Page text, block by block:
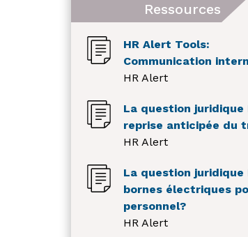
Ressources
HR Alert Tools:
Communication
HR Alert
La question juridique
reprise anticipée du
HR Alert
La question juridique
bornes électriques
personnel?
HR Alert